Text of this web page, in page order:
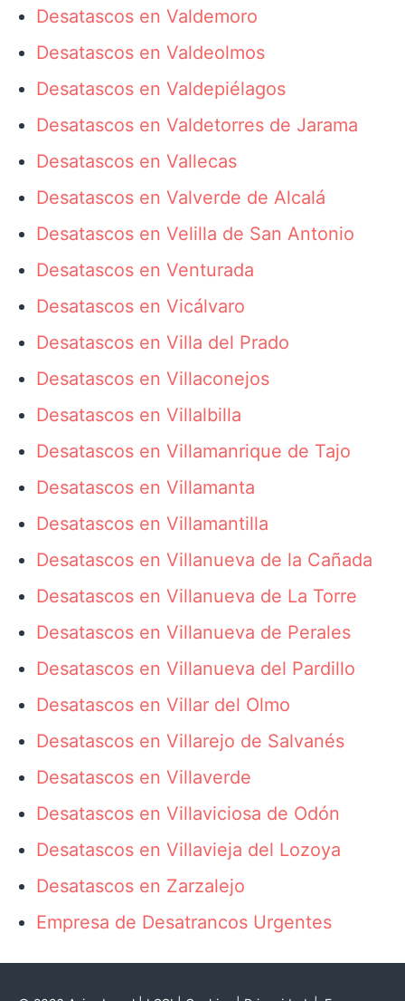
Desatascos en Valdemoro
Desatascos en Valdeolmos
Desatascos en Valdepiélagos
Desatascos en Valdetorres de Jarama
Desatascos en Vallecas
Desatascos en Valverde de Alcalá
Desatascos en Velilla de San Antonio
Desatascos en Venturada
Desatascos en Vicálvaro
Desatascos en Villa del Prado
Desatascos en Villaconejos
Desatascos en Villalbilla
Desatascos en Villamanrique de Tajo
Desatascos en Villamanta
Desatascos en Villamantilla
Desatascos en Villanueva de la Cañada
Desatascos en Villanueva de La Torre
Desatascos en Villanueva de Perales
Desatascos en Villanueva del Pardillo
Desatascos en Villar del Olmo
Desatascos en Villarejo de Salvanés
Desatascos en Villaverde
Desatascos en Villaviciosa de Odón
Desatascos en Villavieja del Lozoya
Desatascos en Zarzalejo
Empresa de Desatrancos Urgentes